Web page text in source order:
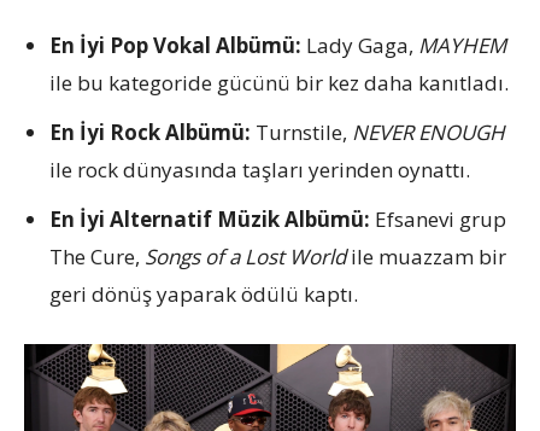
En İyi Pop Vokal Albümü: Lady Gaga, MAYHEM
ile bu kategoride gücünü bir kez daha kanıtladı.
En İyi Rock Albümü: Turnstile, NEVER ENOUGH
ile rock dünyasında taşları yerinden oynattı.
En İyi Alternatif Müzik Albümü: Efsanevi grup
The Cure, Songs of a Lost Worldile muazzam bir
geri dönüş yaparak ödülü kaptı.